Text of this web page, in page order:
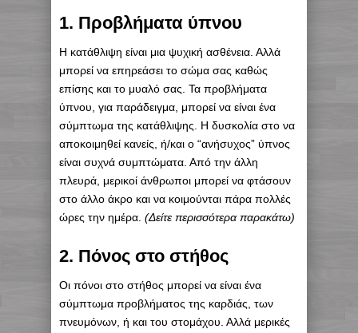
1. Προβλήματα ύπνου
Η κατάθλιψη είναι μια ψυχική ασθένεια. Αλλά
μπορεί να επηρεάσει το σώμα σας καθώς
επίσης και το μυαλό σας. Τα προβλήματα
ύπνου, για παράδειγμα, μπορεί να είναι ένα
σύμπτωμα της κατάθλιψης. Η δυσκολία στο να
αποκοιμηθεί κανείς, ή/και ο “ανήσυχος” ύπνος
είναι συχνά συμπτώματα. Από την άλλη
πλευρά, μερικοί άνθρωποι μπορεί να φτάσουν
στο άλλο άκρο και να κοιμούνται πάρα πολλές
ώρες την ημέρα. (Δείτε περισσότερα παρακάτω)
2. Πόνος στο στήθος
Οι πόνοι στο στήθος μπορεί να είναι ένα
σύμπτωμα προβλήματος της καρδιάς, των
πνευμόνων, ή και του στομάχου. Αλλά μερικές